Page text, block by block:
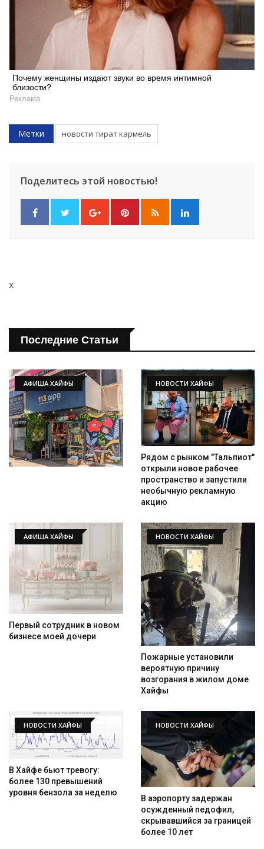
Почему женщины издают звуки во время интимной
близости?
Реклама
Метки новости тират кармель
Поделитесь этой новостью!
x
Последние Статьи
АФИША ХАЙФЫ НОВОСТИ ХАЙФЫ
Рядом с рынком "Тальпиот"
открыли новое рабочее
пространство и запустили
необычную рекламную
акцию
АФИША ХАЙФЫ
Первый сотрудник в новом
бизнесе моей дочери
НОВОСТИ ХАЙФЫ
Пожарные установили
вероятную причину
возгорания в жилом доме
Хайфы
НОВОСТИ ХАЙФЫ
В Хайфе бьют тревогу:
более 130 превышений
уровня бензола за неделю
НОВОСТИ ХАЙФЫ
В аэропорту задержан
осужденный педофил,
скрывавшийся за границей
более 10 лет